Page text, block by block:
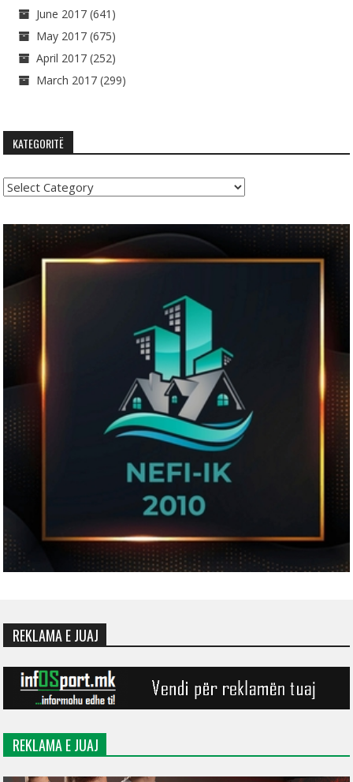
June 2017 (641)
May 2017 (675)
April 2017 (252)
March 2017 (299)
KATEGORITË
Kategoritë
REKLAMA E JUAJ
REKLAMA E JUAJ